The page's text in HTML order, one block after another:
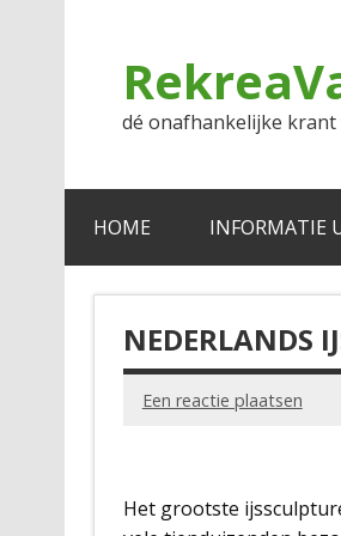
dé onafhankelijke
HOME INFORMATIE
NEDERLANDS
Een reactie plaatsen
Het grootste